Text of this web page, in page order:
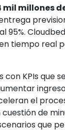
mil millones
95%.
tiempo real
con KPIs que
el
de
que